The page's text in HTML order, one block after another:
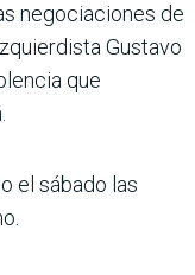
negociaciones de
Gustavo
que
el sábado las